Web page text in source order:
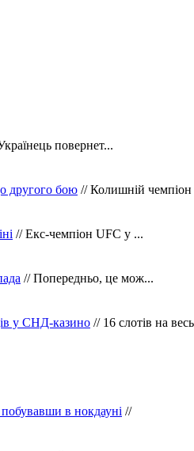
повернет...
другого бою // Колишній чемпіон
// Екс-чемпіон UFC у ...
// Попередньо, це мож...
у СНД-казино // 16 слотів на
в нокдауні //